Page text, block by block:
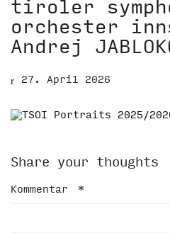
tiroler
orchester
Andrej
27. April 2026
Share your thoughts
Kommentar *